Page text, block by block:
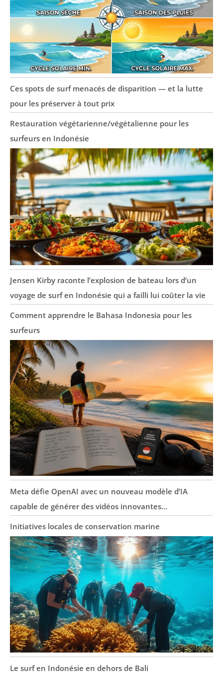
Ces spots de surf menacés de disparition — et la lutte
pour les préserver à tout prix
Restauration végétarienne/végétalienne pour les
surfeurs en Indonésie
Jensen Kirby raconte l’explosion de bateau lors d’un
voyage de surf en Indonésie qui a failli lui coûter la vie
Comment apprendre le Bahasa Indonesia pour les
surfeurs
Meta défie OpenAI avec un nouveau modèle d’IA
capable de générer des vidéos innovantes…
Initiatives locales de conservation marine
Le surf en Indonésie en dehors de Bali